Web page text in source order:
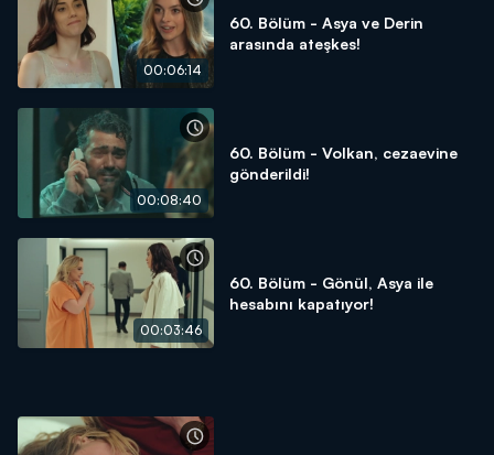
00:06:14
60. Bölüm - Asya ve Derin
arasında ateşkes!
00:08:40
60. Bölüm - Volkan, cezaevine
gönderildi!
00:03:46
60. Bölüm - Gönül, Asya ile
hesabını kapatıyor!